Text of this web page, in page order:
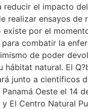
reducir el impacto
realizar ensayos de
existe por el
combatir la
de poder
hábitat natural. El
junto a científicos
Oeste el 14
El Centro Natural